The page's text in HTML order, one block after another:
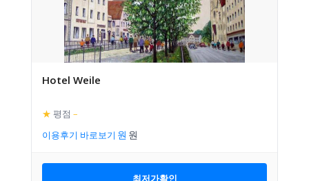
Hotel Weile
★ 평점 –
이용후기 바로보기
최저가확인